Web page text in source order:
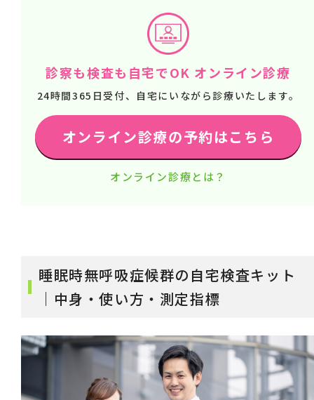
診察も検査も自宅でOK オンライン診療
24時間365日受付、自宅にいながら診療いたします。
オンライン診療の予約はこちら
オンライン診療とは？
睡眠時無呼吸症候群の自宅検査キット
｜中身・使い方・測定指標